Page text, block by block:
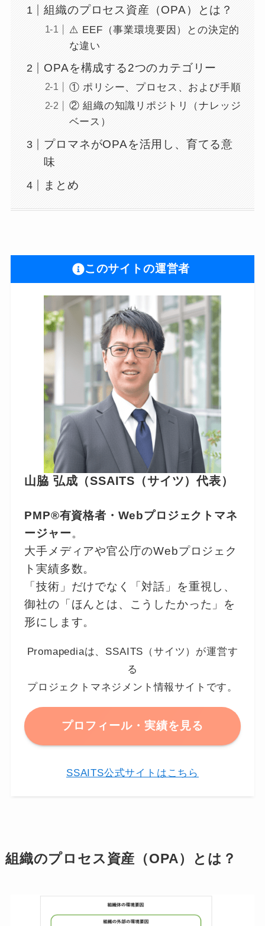
組織のプロセス資産（OPA）とは？
⚠️ EEF（事業環境要因）との決定的
な違い
OPAを構成する2つのカテゴリー
① ポリシー、プロセス、および手順
② 組織の知識リポジトリ（ナレッジ
ベース）
プロマネがOPAを活用し、育てる意
味
まとめ
このサイトの運営者
山脇 弘成（SSAITS（サイツ）代表）
PMP®有資格者・Webプロジェクトマネ
ージャー。
大手メディアや官公庁のWebプロジェク
ト実績多数。
「技術」だけでなく「対話」を重視し、
御社の「ほんとは、こうしたかった」を
形にします。
Promapediaは、SSAITS（サイツ）が運営す
る
プロジェクトマネジメント情報サイトです。
プロフィール・実績を見る
SSAITS公式サイトはこちら
組織のプロセス資産（OPA）とは？